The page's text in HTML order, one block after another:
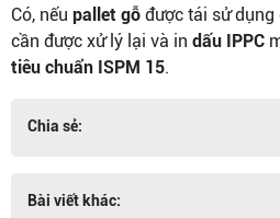
Có, nếu pallet gỗ được tái sử dụng
cần được xử lý lại và in dấu IPPC
tiêu chuẩn ISPM 15.
Chia sẻ:
Bài viết khác: